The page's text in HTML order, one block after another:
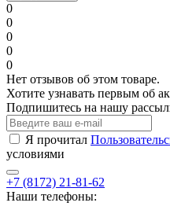
0
0
0
0
0
Нет отзывов об этом товаре.
Хотите узнавать первым об
Подпишитесь на нашу
Я прочитал
условиями
+7 (8172) 21-81-62
Наши телефоны: